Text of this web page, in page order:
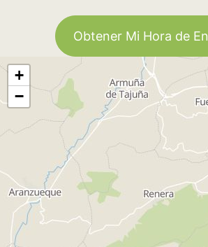
Obtener Mi Hora de
+
−